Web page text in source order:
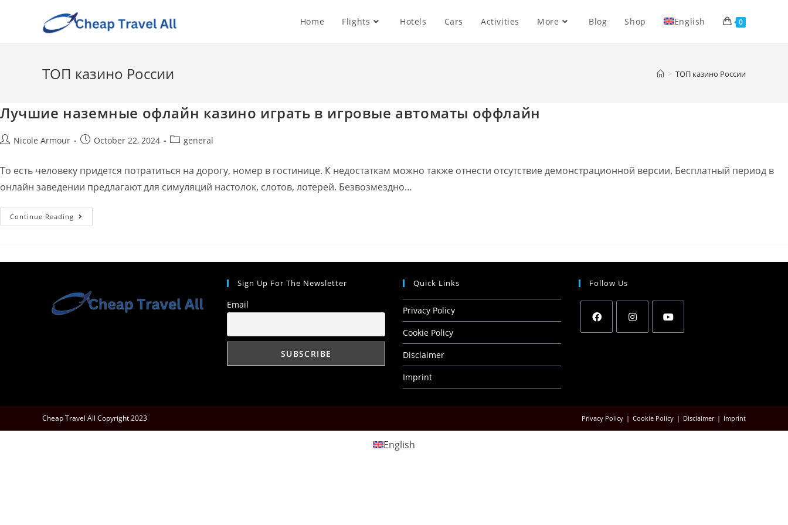
Home Flights Hotels Cars Activities More Blog Shop English 0
ТОП казино России > ТОП казино России
Лучшие наземные офлайн казино играть в игровые автоматы оффлайн
Nicole Armour October 22, 2024 general
То есть человеку придется потратиться на дорогу, номер в гостинице. К недостаткам можно также отнести отсутствие демонстрационной версии. Бесплатный период в
онлайн заведении предлагают для симуляций настолок, слотов, лотерей. Безвозмездно…
Continue Reading
Sign Up For The Newsletter
Email
Quick Links
Privacy Policy
Cookie Policy
Disclaimer
Imprint
Follow Us
Privacy Policy Cookie Policy Disclaimer Imprint
Cheap Travel All Copyright 2023
English